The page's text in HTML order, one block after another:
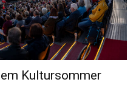
Kultursommer